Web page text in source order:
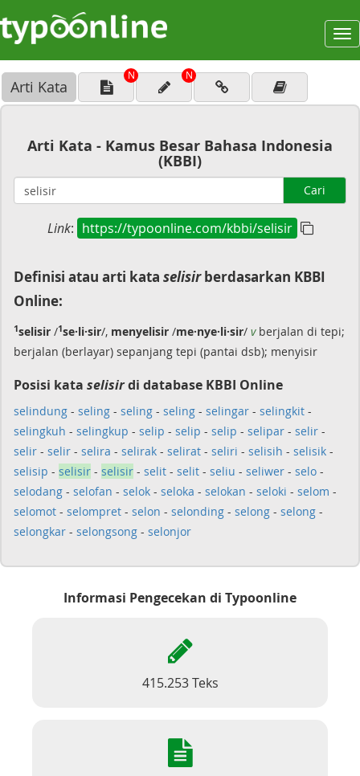
Arti Kata
N N
Arti Kata - Kamus Besar Bahasa Indonesia
(KBBI)
Cari
Link: https://typoonline.com/kbbi/selisir
Definisi atau arti kata selisirberdasarkan KBBI
Online:
1selisir /1se·li·sir/, menyelisir /me·nye·li·sir/ vberjalan di tepi;
berjalan (berlayar) sepanjang tepi (pantai dsb); menyisir
Posisi kata selisirdi database KBBI Online
selindung - seling - seling - seling - selingar - selingkit -
selingkuh - selingkup - selip - selip - selip - selipar - selir -
selir - selir - selira - selirak - selirat - seliri - selisih - selisik -
selisip - selisir - selisir - selit - selit - seliu - seliwer - selo -
selodang - selofan - selok - seloka - selokan - seloki - selom -
selomot - selompret - selon - selonding - selong - selong -
selongkar - selongsong - selonjor
Informasi Pengecekan di Typoonline
415.253 Teks